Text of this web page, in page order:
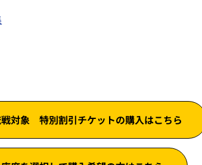
対象 特別割引チケットの購入はこちら